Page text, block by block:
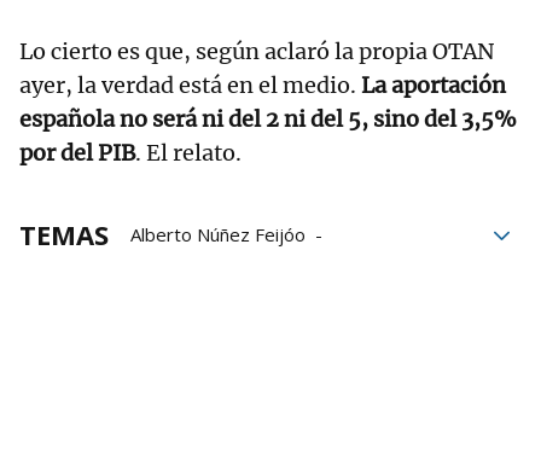
Lo cierto es que, según aclaró la propia OTAN
ayer, la verdad está en el medio. La aportación
española no será ni del 2 ni del 5, sino del 3,5%
por del PIB. El relato.
TEMAS
Alberto Núñez Feijóo